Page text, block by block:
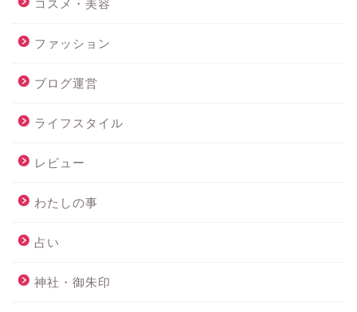
コスメ・美容
ファッション
ブログ運営
ライフスタイル
レビュー
わたしの事
占い
神社・御朱印